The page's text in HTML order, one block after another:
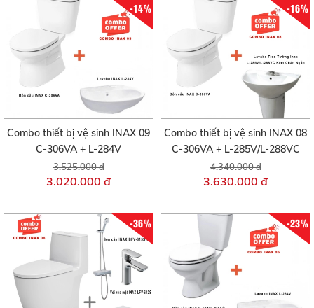
-14%
Combo thiết bị vệ sinh INAX 09
C-306VA + L-284V
3.525.000 đ
3.020.000 đ
-16%
Combo thiết bị vệ sinh INAX 08
C-306VA + L-285V/L-288VC
4.340.000 đ
3.630.000 đ
-36% -23%